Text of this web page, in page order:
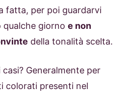
fatta, per poi guardarvi
qualche giorno e non
della tonalità scelta.
Generalmente per
colorati presenti nel